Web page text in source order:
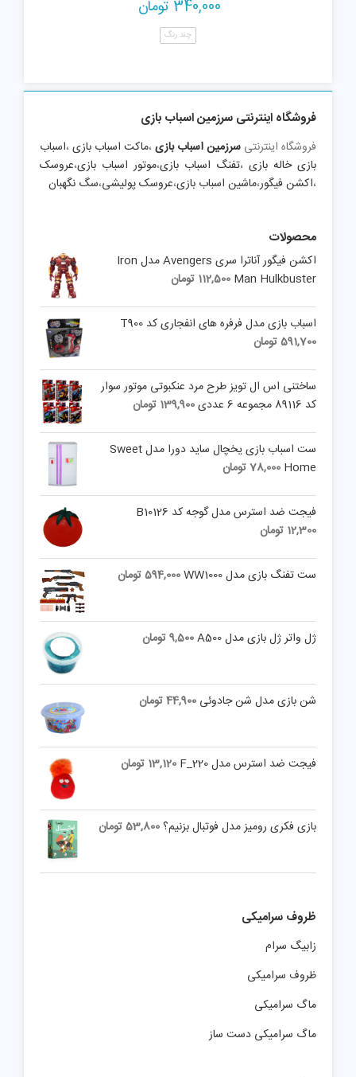
340,000 تومان
چند رنگ
فروشگاه اینترنتی سرزمین اسباب بازی
فروشگاه اینترنتی سرزمین اسباب بازی،ماکت اسباب بازی،اسباب
بازی خاله بازی ،تفنگ اسباب بازی،موتور اسباب بازی،عروسک
،اکشن فیگور،ماشین اسباب بازی،عروسک پولیشی،سگ نگهبان
محصولات
اکشن فیگور آناترا سری Avengers مدل Iron
Man Hulkbuster
112,500 تومان
اسباب بازی مدل فرفره های انفجاری کد T900
591,700تومان
ساختنی اس ال تویز طرح مرد عنکبوتی موتور سوار
کد 89116 مجموعه 6 عددی
139,900 تومان
ست اسباب بازی یخچال ساید دورا مدل Sweet
Home
78,000تومان
فیجت ضد استرس مدل گوجه کد B10126
12,300 تومان
ست تفنگ بازی مدل WW1000 594,000تومان
ژل واتر ژل بازی مدل A500 9,500تومان
شن بازی مدل شن جادوئی 44,900تومان
فیجت ضد استرس مدل F_220 13,120 تومان
بازی فکری رومیز مدل فوتبال بزنیم؟53,800تومان
ظروف سرامیکی
زابیگ سرام
ظروف سرامیکی
ماگ سرامیکی
ماگ سرامیکی دست ساز